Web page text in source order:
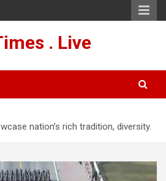
. Live
nation’s rich tradition, diversity.